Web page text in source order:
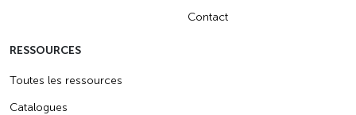
Contact
RESSOURCES
Toutes les ressources
Catalogues